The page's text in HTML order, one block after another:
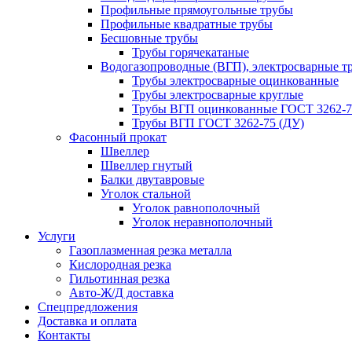
Профильные прямоугольные трубы
Профильные квадратные трубы
Бесшовные трубы
Трубы горячекатаные
Водогазопроводные (ВГП), электросварные
Трубы электросварные оцинкованные
Трубы электросварные круглые
Трубы ВГП оцинкованные ГОСТ 3262-
Трубы ВГП ГОСТ 3262-75 (ДУ)
Фасонный прокат
Швеллер
Швеллер гнутый
Балки двутавровые
Уголок стальной
Уголок равнополочный
Уголок неравнополочный
Услуги
Газоплазменная резка металла
Кислородная резка
Гильотинная резка
Авто-Ж/Д доставка
Спецпредложения
Доставка и оплата
Контакты